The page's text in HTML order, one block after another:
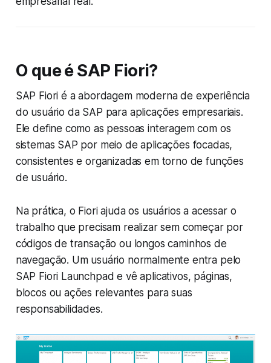
O que é SAP Fiori?
SAP Fiori é a abordagem moderna de experiência
do usuário da SAP para aplicações empresariais.
Ele define como as pessoas interagem com os
sistemas SAP por meio de aplicações focadas,
consistentes e organizadas em torno de funções
de usuário.
Na prática, o Fiori ajuda os usuários a acessar o
trabalho que precisam realizar sem começar por
códigos de transação ou longos caminhos de
navegação. Um usuário normalmente entra pelo
SAP Fiori Launchpad e vê aplicativos, páginas,
blocos ou ações relevantes para suas
responsabilidades.